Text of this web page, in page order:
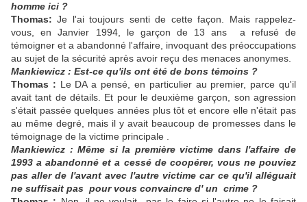
homme ici ?
Thomas: Je l'ai toujours senti de cette façon. Mais rappelez-
vous, en Janvier 1994, le garçon de 13 ans a refusé de
témoigner et a abandonné l'affaire, invoquant des préoccupations
au sujet de la sécurité après avoir reçu des menaces anonymes.
Mankiewicz : Est-ce qu'ils ont été de bons témoins ?
Thomas : Le DA a pensé, en particulier au premier, parce qu'il
avait tant de détails. Et pour le deuxième garçon, son agression
s'était passée quelques années plus tôt et encore elle n'était pas
au même degré, mais il y avait beaucoup de promesses dans le
témoignage de la victime principale .
Mankiewicz : Même si la première victime dans l'affaire de
1993 a abandonné et a cessé de coopérer, vous ne pouviez
pas aller de l'avant avec l'autre victime car ce qu'il alléguait
ne suffisait pas pour vous convaincre d' un crime ?